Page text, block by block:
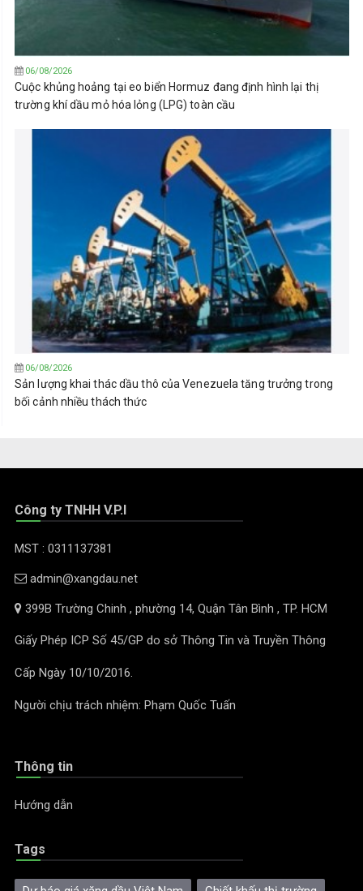
06/08/2026
Cuộc khủng hoảng tại eo biển Hormuz đang định hình lại thị
trường khí dầu mỏ hóa lỏng (LPG) toàn cầu
06/08/2026
Sản lượng khai thác dầu thô của Venezuela tăng trưởng trong
bối cảnh nhiều thách thức
Công ty TNHH V.P.I
MST : 0311137381
admin@xangdau.net
399B Trường Chinh , phường 14, Quận Tân Bình , TP. HCM
Giấy Phép ICP Số 45/GP do sở Thông Tin và Truyền Thông
Cấp Ngày 10/10/2016.
Người chịu trách nhiệm: Phạm Quốc Tuấn
Thông tin
Hướng dẫn
Tags